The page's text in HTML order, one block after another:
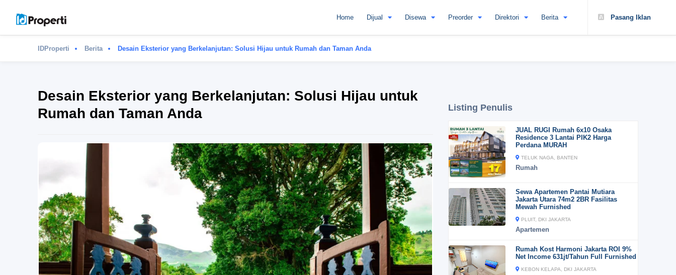
Pasang Iklan
Home Dijual Disewa Preorder Direktori Berita
IDProperti Berita Desain Eksterior yang Berkelanjutan: Solusi Hijau untuk Rumah dan Taman Anda
Desain Eksterior yang Berkelanjutan: Solusi Hijau untuk
Rumah dan Taman Anda
Listing Penulis
JUAL RUGI Rumah 6x10 Osaka
Residence 3 Lantai PIK2 Harga
Perdana MURAH
TELUK NAGA, BANTEN
Rumah
Sewa Apartemen Pantai Mutiara
Jakarta Utara 74m2 2BR Fasilitas
Mewah Furnished
PLUIT, DKI JAKARTA
Apartemen
Rumah Kost Harmoni Jakarta ROI 9%
Net Income 631jt/Tahun Full Furnished
KEBON KELAPA, DKI JAKARTA